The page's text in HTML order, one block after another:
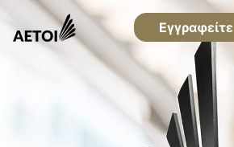
Εγγραφείτε